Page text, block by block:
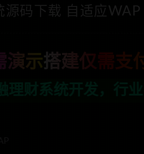
源码下载 自适应WAP
示搭建仅需支
行业不限，全栈